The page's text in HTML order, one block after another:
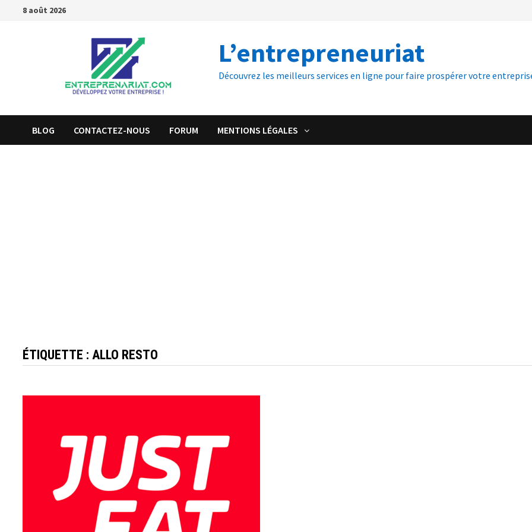
8 août 2026
L’entrepreneuriat
Découvrez les meilleurs services en ligne pour faire prospérer votre
BLOG CONTACTEZ-NOUS FORUM MENTIONS LÉGALES
ÉTIQUETTE :ALLO RESTO